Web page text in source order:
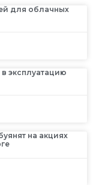
для облачных
в эксплуатацию
на акциях